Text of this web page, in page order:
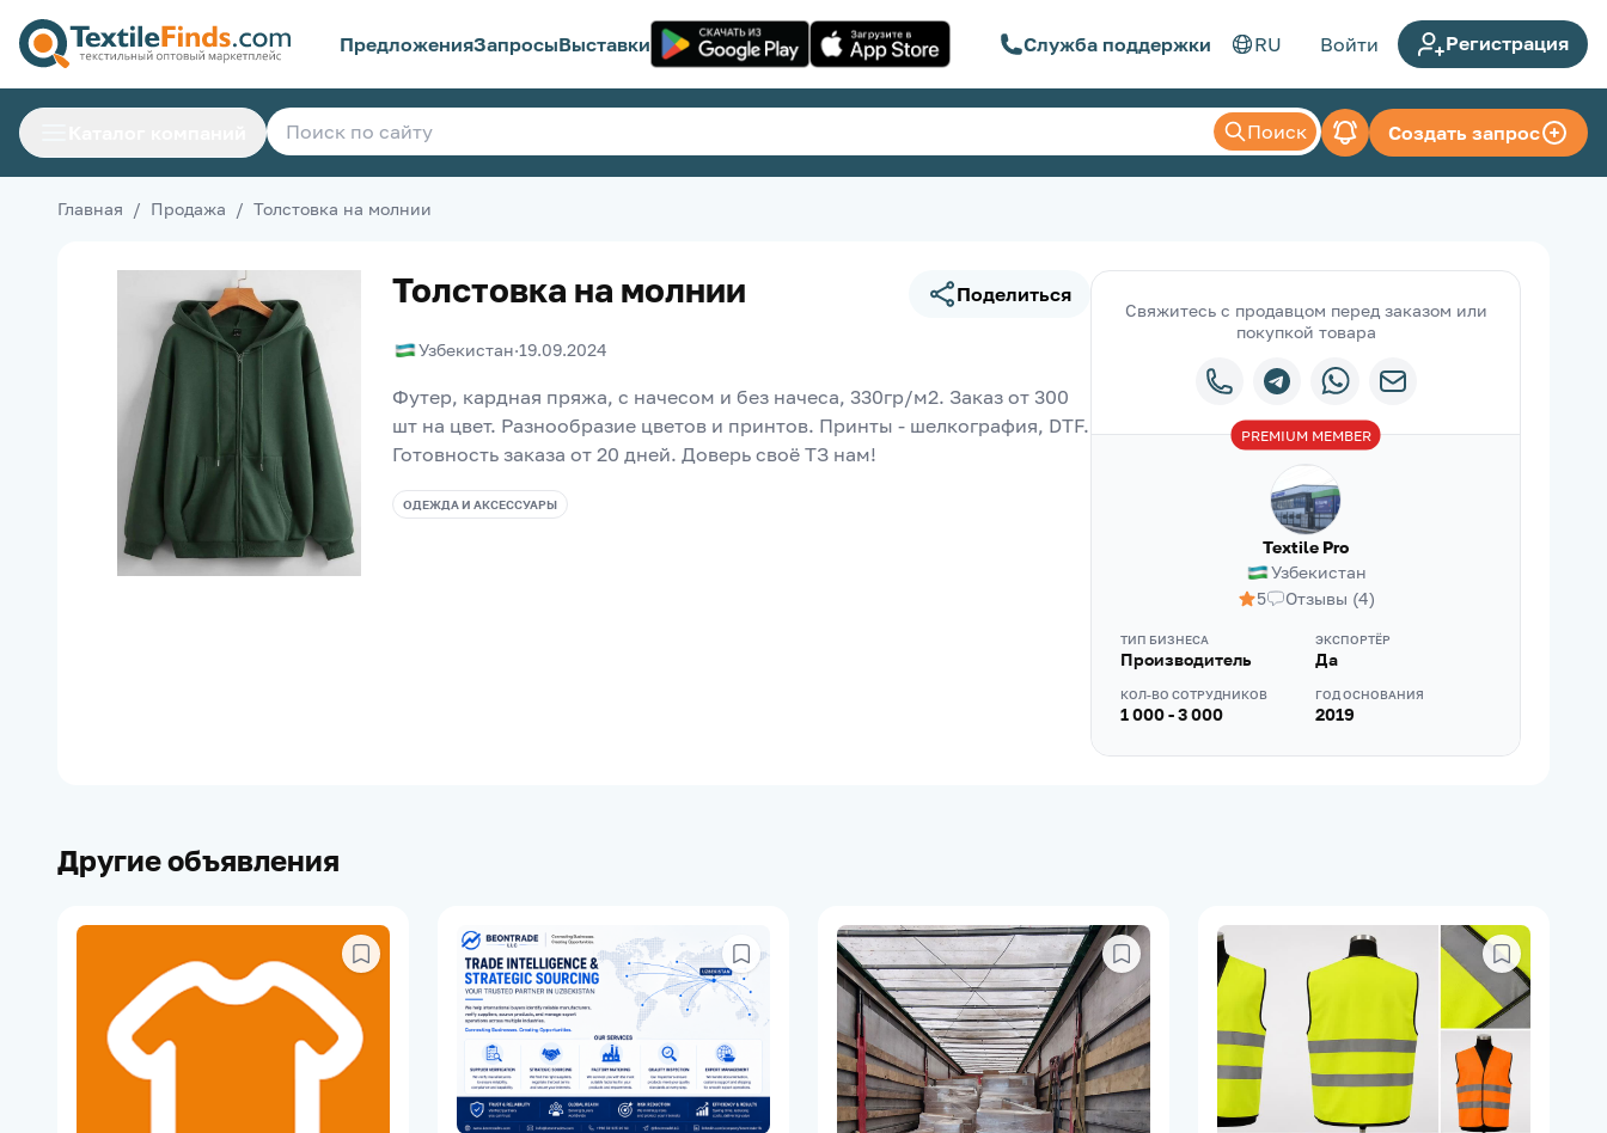
ПредложенияЗапросыВыставки Служба поддержки RU Войти Регистрация
Поиск Создать запрос
Главная / Продажа / Толстовка на молнии
Толстовка на молнии Поделиться
Узбекистан·19.09.2024
Футер, кардная пряжа, с начесом и без начеса, 330гр/м2. Заказ от 300
шт на цвет. Разнообразие цветов и принтов. Принты - шелкография, DTF.
Готовность заказа от 20 дней. Доверь своё ТЗ нам!
ОДЕЖДА И АКСЕССУАРЫ
Свяжитесь с продавцом перед заказом или
покупкой товара
Textile Pro
Узбекистан
5
Отзывы (4)
ТИП БИЗНЕСА
Производитель
ЭКСПОРТЁР
Да
КОЛ-ВО СОТРУДНИКОВ
1 000 - 3 000
ГОД ОСНОВАНИЯ
2019
PREMIUMMEMBER
Другие объявления